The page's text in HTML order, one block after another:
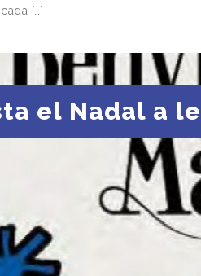
[…]
el Nadal a